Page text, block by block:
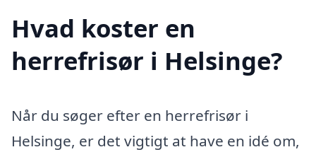
Hvad koster en
herrefrisør i Helsinge?
Når du søger efter en herrefrisør i
Helsinge, er det vigtigt at have en idé om,